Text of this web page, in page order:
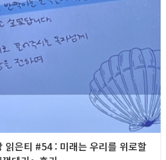
은티 #54 : 미래는 우리를 위로할